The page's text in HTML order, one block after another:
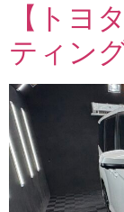
【トヨ
ティン